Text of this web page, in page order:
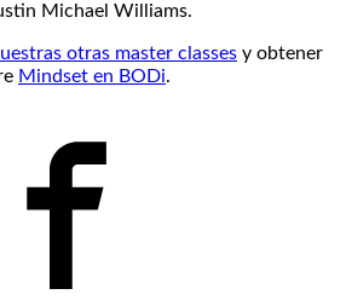
Michael Williams.
otras master classes y obtener
Mindset en BODi.